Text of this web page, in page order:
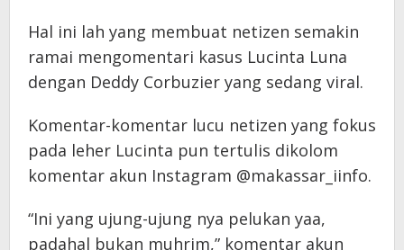
Hal ini lah yang membuat netizen semakin
ramai mengomentari kasus Lucinta Luna
dengan Deddy Corbuzier yang sedang viral.
Komentar-komentar lucu netizen yang fokus
pada leher Lucinta pun tertulis dikolom
komentar akun Instagram @makassar_iinfo.
“Ini yang ujung-ujung nya pelukan yaa,
padahal bukan muhrim,” komentar akun